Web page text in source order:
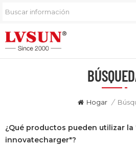
Hogar /
¿Qué productos pueden utilizar
innovatecharger"?